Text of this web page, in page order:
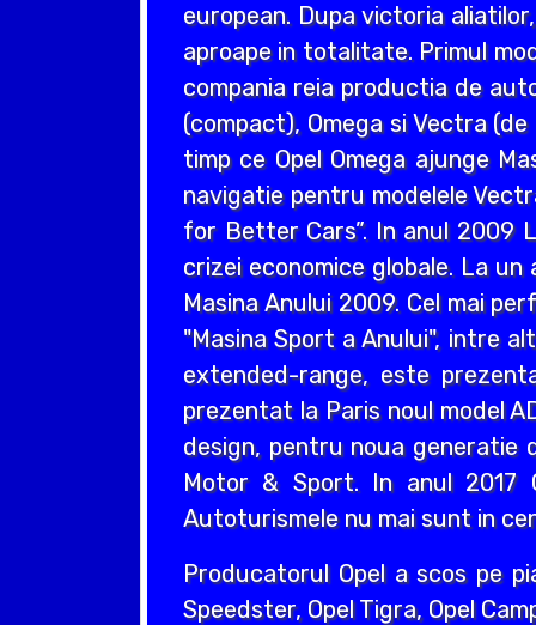
european. Dupa victoria
aproape in totalitate. Primul
compania reia productia de
(compact), Omega si Vectra
timp ce Opel Omega ajunge
navigatie pentru modelele
for Better Cars”. In anul 2009
crizei economice globale. La
Masina Anului 2009. Cel mai
"Masina Sport a Anului", intre
extended-range, este
prezentat la Paris noul model
design, pentru noua generatie
Motor & Sport. In anul 2017
Autoturismele nu mai sunt in
Producatorul Opel a scos pe
Speedster, Opel Tigra, Opel